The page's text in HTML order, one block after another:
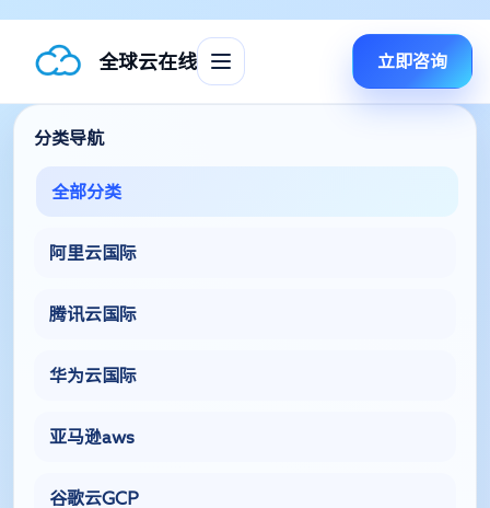
全球云在线 立即咨询
分类导航
全部分类
阿里云国际
腾讯云国际
华为云国际
亚马逊aws
谷歌云GCP